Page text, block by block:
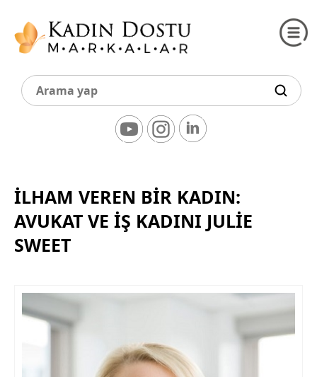
İLHAM VEREN BİR KADIN:
AVUKAT VE İŞ KADINI JULİE
SWEET